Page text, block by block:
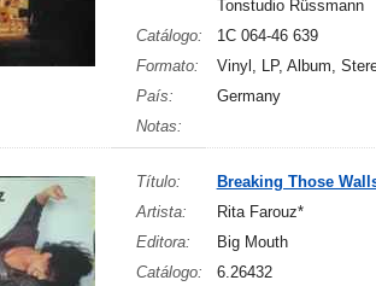
Tonstudio Rüssmann
Catálogo:
1C 064-46 639
Formato:
Vinyl, LP, Album,
País:
Germany
Notas:
Título:
Breaking Those
Artista:
Rita Farouz*
Editora:
Big Mouth
Catálogo:
6.26432